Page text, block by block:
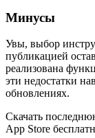
Минусы
Увы, выбор
публикацией
реализована
эти недостатки
обновлениях.
Скачать
App Store